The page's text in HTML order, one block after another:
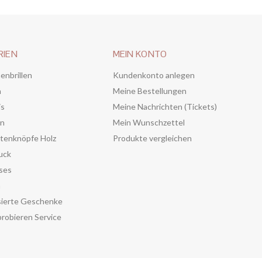
Holz
Geschenke
Service
MEIN KONTO
Kundenkonto anlegen
Meine Bestellungen
Meine Nachrichten (Tickets)
Mein Wunschzettel
Produkte vergleichen